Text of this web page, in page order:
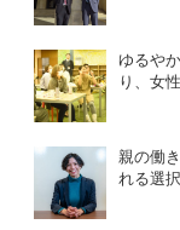
ゆるや
り、女
親の働
れる選